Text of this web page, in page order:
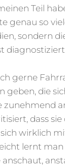
Teil
genau so
sondern
gerne
geben, die
zunehmend
dass sie
wirklich
lernt
anschaut,